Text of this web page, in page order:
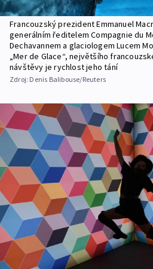
Francouzský prezident Emmanuel
generálním ředitelem Compagnie du
Dechavannem a glaciologem Lucem
„Mer de Glace“, největšího
návštěvy je rychlost jeho tání
Zdroj: Denis Balibouse/Reuters